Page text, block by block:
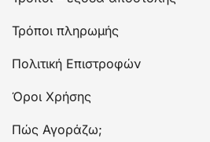
Τρόποι πληρωμής
Πολιτική Επιστροφών
Όροι Χρήσης
Πώς Αγοράζω;